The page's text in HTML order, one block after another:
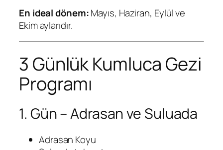
En ideal dönem:Mayıs, Haziran, Eylül ve
Ekim aylarıdır.
3 Günlük Kumluca Gezi
Programı
1. Gün – Adrasan ve Suluada
Adrasan Koyu